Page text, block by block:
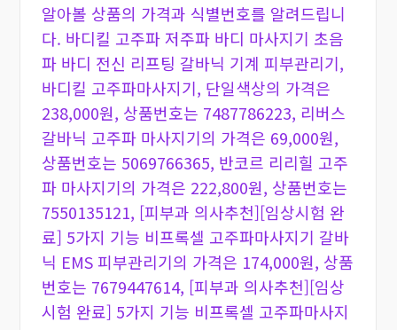
알아볼 상품의 가격과 식별번호를 알려드립니
다. 바디킬 고주파 저주파 바디 마사지기 초음
파 바디 전신 리프팅 갈바닉 기계 피부관리기,
바디킬 고주파마사지기, 단일색상의 가격은
238,000원, 상품번호는 7487786223, 리버스
갈바닉 고주파 마사지기의 가격은 69,000원,
상품번호는 5069766365, 반코르 리리힐 고주
파 마사지기의 가격은 222,800원, 상품번호는
7550135121, [피부과 의사추천][임상시험 완
료] 5가지 기능 비프록셀 고주파마사지기 갈바
닉 EMS 피부관리기의 가격은 174,000원, 상품
번호는 7679447614, [피부과 의사추천][임상
시험 완료] 5가지 기능 비프록셀 고주파마사지